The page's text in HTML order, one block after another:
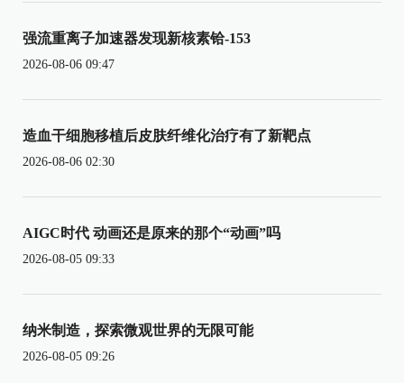
强流重离子加速器发现新核素铪-153
2026-08-06 09:47
造血干细胞移植后皮肤纤维化治疗有了新靶点
2026-08-06 02:30
AIGC时代 动画还是原来的那个“动画”吗
2026-08-05 09:33
纳米制造，探索微观世界的无限可能
2026-08-05 09:26